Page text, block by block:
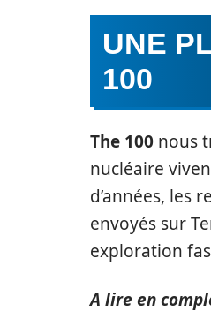
UNE
100
The 100 nous
nucléaire
d’années, les
envoyés sur
exploration
A lire en